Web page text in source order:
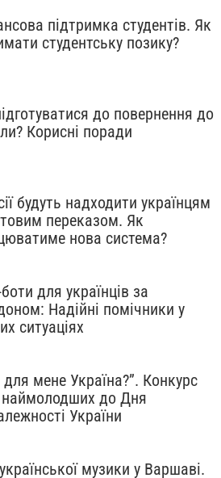
підтримка студентів. Як
студентську позику?
до повернення до
школи? Корисні поради
будуть надходити українцям
переказом. Як
нова система?
для українців за
Надійні помічники у
ситуаціях
мене Україна?”. Конкурс
до Дня
України
музики у Варшаві.